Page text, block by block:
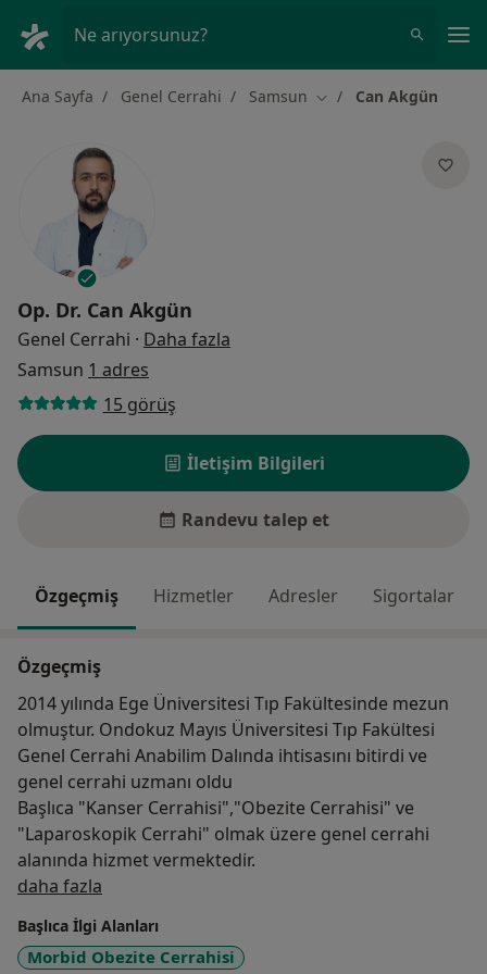
Ne arıyorsunuz?
Ana Sayfa Genel Cerrahi Samsun Şehir değiştir
Can Akgün
Op. Dr. Can Akgün
Genel Cerrahi · Daha fazla
Samsun 1 adres
15 görüş
İletişim Bilgileri
Randevu talep et
Özgeçmiş Hizmetler Adresler Sigortalar
Özgeçmiş
2014 yılında Ege Üniversitesi Tıp Fakültesinde mezun
olmuştur. Ondokuz Mayıs Üniversitesi Tıp Fakültesi
Genel Cerrahi Anabilim Dalında ihtisasını bitirdi ve
genel cerrahi uzmanı oldu
Başlıca "Kanser Cerrahisi","Obezite Cerrahisi" ve
"Laparoskopik Cerrahi" olmak üzere genel cerrahi
alanında hizmet vermektedir.
daha fazla
Başlıca İlgi Alanları
Morbid Obezite Cerrahisi